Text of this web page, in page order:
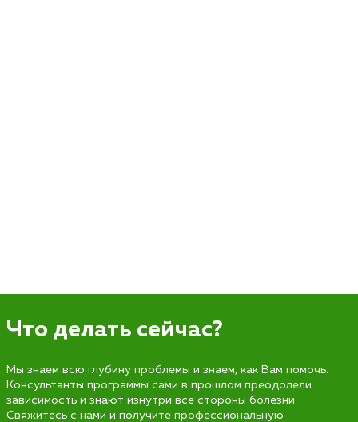
Что делать сейчас?
Мы знаем всю глубину проблемы и знаем, как Вам помочь.
Консультанты программы сами в прошлом преодолели
зависимость и знают изнутри все стороны болезни.
Свяжитесь с нами и получите профессиональную